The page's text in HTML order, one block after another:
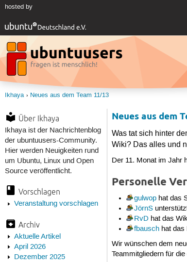
hosted by
Ikhaya Neues aus dem Team 11/13
Über Ikhaya
Ikhaya ist der Nachrichtenblog
der ubuntuusers-Community.
Hier werden Neuigkeiten rund
um Ubuntu, Linux und Open
Source veröffentlicht.
Vorschlagen
Veranstaltung vorschlagen
Archiv
Aktuelle Artikel
April 2026
Dezember 2025
Neues aus dem
Was tat sich hinter
Wiki? Das alles und
Der 11. Monat im Jahr
Personelle
gulwophat das
JörnS
RvD hat das
fbauschhat das
Wir wünschen dem
Teammitgliedern für